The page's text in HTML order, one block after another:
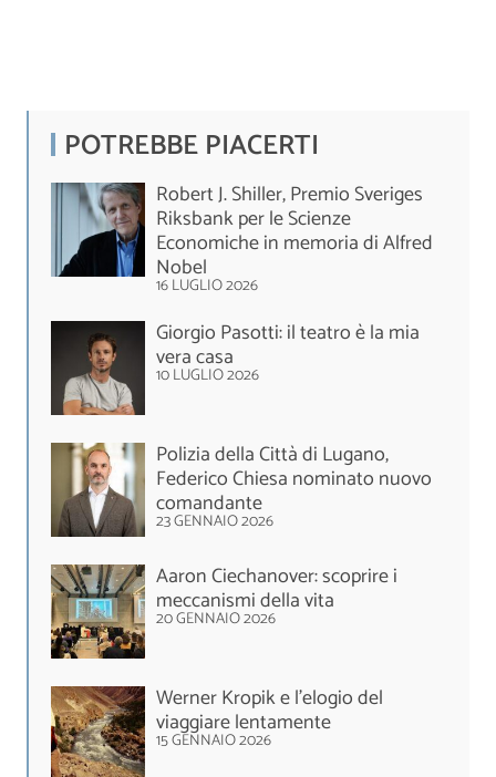
POTREBBE PIACERTI
Robert J. Shiller, Premio Sveriges
Riksbank per le Scienze
Economiche in memoria di Alfred
Nobel
16 LUGLIO 2026
Giorgio Pasotti: il teatro è la mia
vera casa
10 LUGLIO 2026
Polizia della Città di Lugano,
Federico Chiesa nominato nuovo
comandante
23 GENNAIO 2026
Aaron Ciechanover: scoprire i
meccanismi della vita
20 GENNAIO 2026
Werner Kropik e l’elogio del
viaggiare lentamente
15 GENNAIO 2026